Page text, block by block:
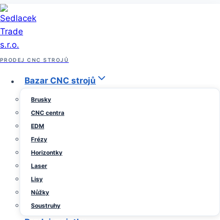
Přeskočit
na
obsah
PRODEJ CNC STROJŮ
Bazar CNC strojů
Brusky
CNC centra
EDM
Frézy
Horizontky
Laser
Lisy
Nůžky
Soustruhy
Soustruh Doosan Puma